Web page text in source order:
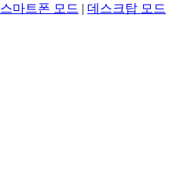
스마트폰 모드 | 데스크탑 모드